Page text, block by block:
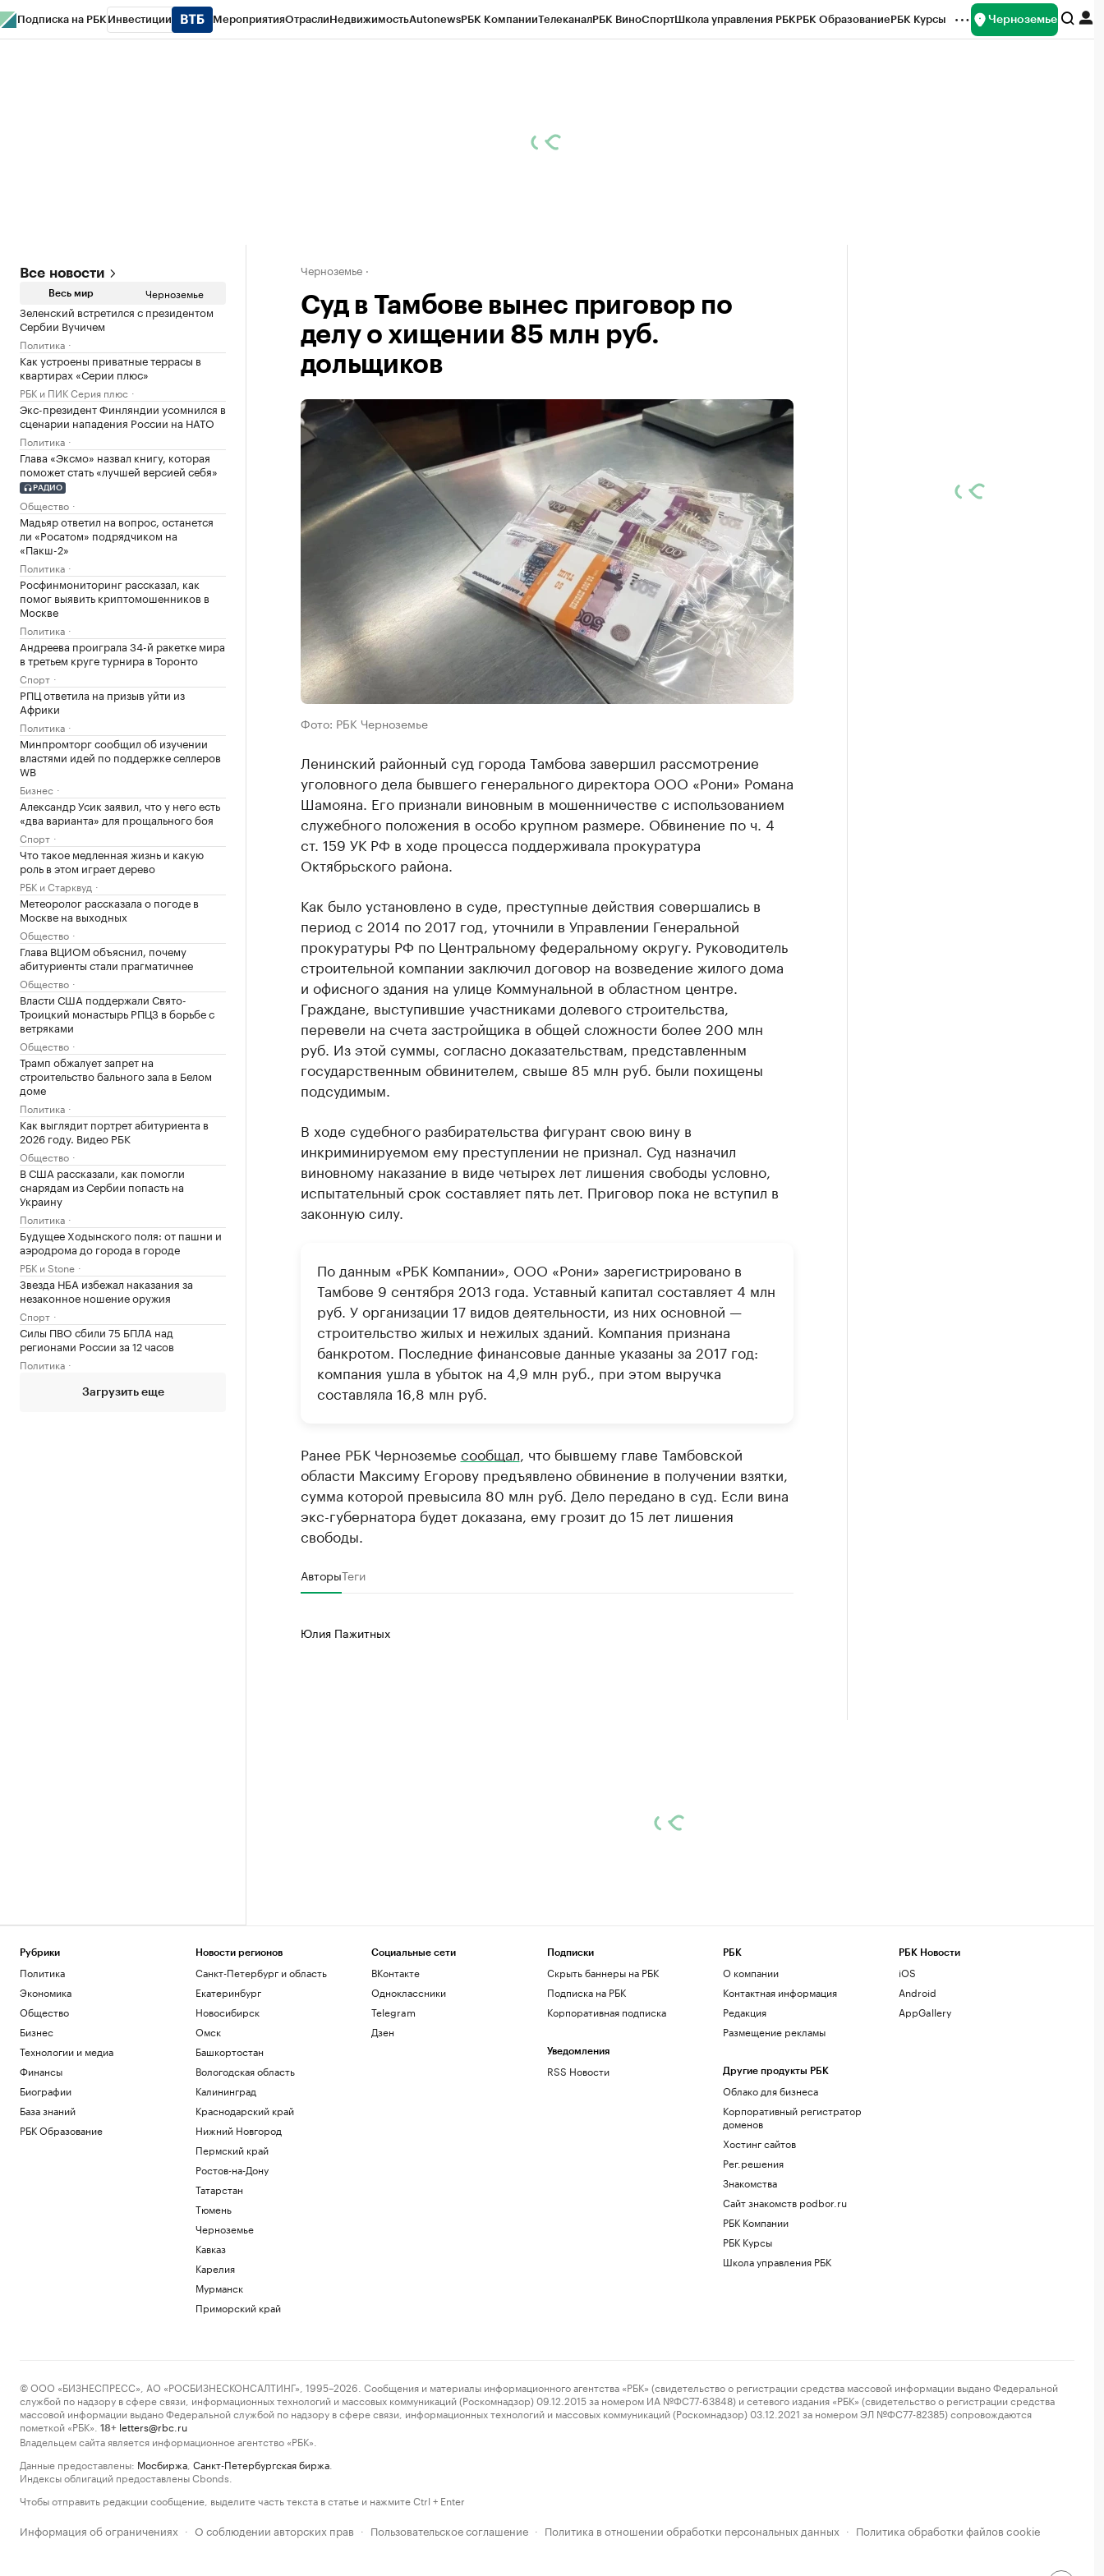
Подписка на РБК Инвестиции МероприятияОтраслиНедвижимостьAutonewsРБК КомпанииТелеканалРБК ВиноСпортШкола управления РБКРБК ОбразованиеРБК Курсы Черноземье
Все новости
Весь мир Черноземье
Зеленский встретился с президентом
Сербии Вучичем
Политика
Как устроены приватные террасы в
квартирах «Серии плюс»
РБК и ПИК Серия плюс
Экс-президент Финляндии усомнился в
сценарии нападения России на НАТО
Политика
Глава «Эксмо» назвал книгу, которая
поможет стать «лучшей версией себя»
РАДИО
Общество
Мадьяр ответил на вопрос, останется
ли «Росатом» подрядчиком на
«Пакш-2»
Политика
Росфинмониторинг рассказал, как
помог выявить криптомошенников в
Москве
Политика
Андреева проиграла 34-й ракетке мира
в третьем круге турнира в Торонто
Спорт
РПЦ ответила на призыв уйти из
Африки
Политика
Минпромторг сообщил об изучении
властями идей по поддержке селлеров
WB
Бизнес
Александр Усик заявил, что у него есть
«два варианта» для прощального боя
Спорт
Что такое медленная жизнь и какую
роль в этом играет дерево
РБК и Старквуд
Метеоролог рассказала о погоде в
Москве на выходных
Общество
Глава ВЦИОМ объяснил, почему
абитуриенты стали прагматичнее
Общество
Власти США поддержали Свято-
Троицкий монастырь РПЦЗ в борьбе с
ветряками
Общество
Трамп обжалует запрет на
строительство бального зала в Белом
доме
Политика
Как выглядит портрет абитуриента в
2026 году. Видео РБК
Общество
В США рассказали, как помогли
снарядам из Сербии попасть на
Украину
Политика
Будущее Ходынского поля: от пашни и
аэродрома до города в городе
РБК и Stone
Звезда НБА избежал наказания за
незаконное ношение оружия
Спорт
Силы ПВО сбили 75 БПЛА над
регионами России за 12 часов
Политика
Загрузить еще
Черноземье
Суд в Тамбове вынес приговор по
делу о хищении 85 млн руб.
дольщиков
Фото: РБК Черноземье
Ленинский районный суд города Тамбова завершил рассмотрение
уголовного дела бывшего генерального директора ООО «Рони» Романа
Шамояна. Его признали виновным в мошенничестве с использованием
служебного положения в особо крупном размере. Обвинение по ч. 4
ст. 159 УК РФ в ходе процесса поддерживала прокуратура
Октябрьского района.
Как было установлено в суде, преступные действия совершались в
период с 2014 по 2017 год, уточнили в Управлении Генеральной
прокуратуры РФ по Центральному федеральному округу. Руководитель
строительной компании заключил договор на возведение жилого дома
и офисного здания на улице Коммунальной в областном центре.
Граждане, выступившие участниками долевого строительства,
перевели на счета застройщика в общей сложности более 200 млн
руб. Из этой суммы, согласно доказательствам, представленным
государственным обвинителем, свыше 85 млн руб. были похищены
подсудимым.
В ходе судебного разбирательства фигурант свою вину в
инкриминируемом ему преступлении не признал. Суд назначил
виновному наказание в виде четырех лет лишения свободы условно,
испытательный срок составляет пять лет. Приговор пока не вступил в
законную силу.
По данным «РБК Компании», ООО «Рони» зарегистрировано в
Тамбове 9 сентября 2013 года. Уставный капитал составляет 4 млн
руб. У организации 17 видов деятельности, из них основной —
строительство жилых и нежилых зданий. Компания признана
банкротом. Последние финансовые данные указаны за 2017 год:
компания ушла в убыток на 4,9 млн руб., при этом выручка
составляла 16,8 млн руб.
Ранее РБК Черноземье сообщал , что бывшему главе Тамбовской
области Максиму Егорову предъявлено обвинение в получении взятки,
сумма которой превысила 80 млн руб. Дело передано в суд. Если вина
экс-губернатора будет доказана, ему грозит до 15 лет лишения
свободы.
АвторыТеги
Юлия Пажитных
Рубрики
Политика
Экономика
Общество
Бизнес
Технологии и медиа
Финансы
Биографии
База знаний
РБК Образование
Новости регионов
Санкт-Петербург и область
Екатеринбург
Новосибирск
Омск
Башкортостан
Вологодская область
Калининград
Краснодарский край
Нижний Новгород
Пермский край
Ростов-на-Дону
Татарстан
Тюмень
Черноземье
Кавказ
Карелия
Мурманск
Приморский край
Социальные сети
ВКонтакте
Одноклассники
Telegram
Дзен
Подписки
Скрыть баннеры на РБК
Подписка на РБК
Корпоративная подписка
Уведомления
RSS Новости
РБК
О компании
Контактная информация
Редакция
Размещение рекламы
Другие продукты РБК
Облако для бизнеса
Корпоративный регистратор
доменов
Хостинг сайтов
Рег.решения
Знакомства
Сайт знакомств podbor.ru
РБК Компании
РБК Курсы
Школа управления РБК
РБК Новости
iOS
Android
AppGallery
© ООО «БИЗНЕСПРЕСС», АО «РОСБИЗНЕСКОНСАЛТИНГ», 1995–2026. Сообщения и материалы информационного агентства «РБК» (свидетельство о регистрации средства массовой информации выдано Федеральной
службой по надзору в сфере связи, информационных технологий и массовых коммуникаций (Роскомнадзор) 09.12.2015 за номером ИА №ФС77-63848) и сетевого издания «РБК» (свидетельство о регистрации средства
массовой информации выдано Федеральной службой по надзору в сфере связи, информационных технологий и массовых коммуникаций (Роскомнадзор) 03.12.2021 за номером ЭЛ №ФС77-82385) сопровождаются
пометкой «РБК».
18+ letters@rbc.ru
Владельцем сайта является информационное агентство «РБК».
Данные предоставлены: Мосбиржа Санкт-Петербургская биржа
Индексы облигаций предоставлены Cbonds.
Чтобы отправить редакции сообщение, выделите часть текста в статье и нажмите Ctrl + Enter
Информация об ограничениях · О соблюдении авторских прав · Пользовательское соглашение · Политика в отношении обработки персональных данных · Политика обработки файлов cookie